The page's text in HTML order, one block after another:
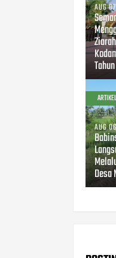
AUG
ARTIKEL
AUG
Desa